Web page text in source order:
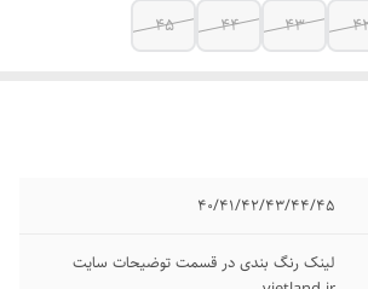
۴۳ ۴۴ ۴۵
۴۰/۴۱/۴۲/۴۳/۴۴/۴۵
لینک رنگ بندی در قسمت توضیحات سایت